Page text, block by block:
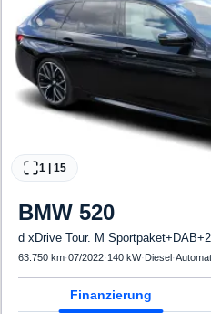
1 | 15
BMW 520
d xDrive Tour. M
63.750 km·07/2022· 140 kW· Diesel·
Finanzierung